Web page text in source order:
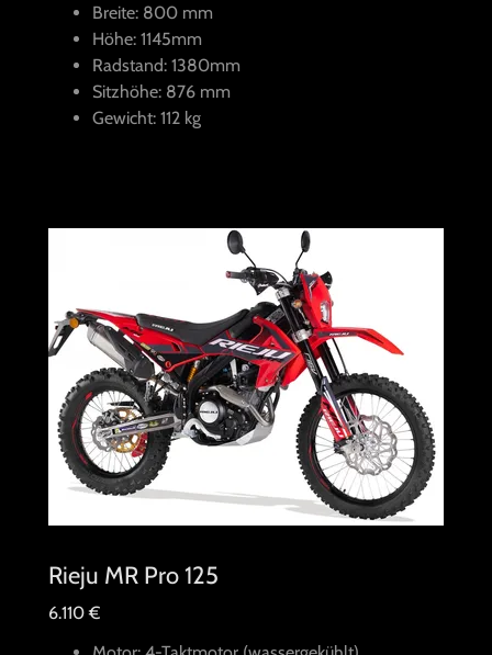
Breite: 800 mm
Höhe: 1145mm
Radstand: 1380mm
Sitzhöhe: 876 mm
Gewicht: 112 kg
Rieju MR Pro 125
6.110 €